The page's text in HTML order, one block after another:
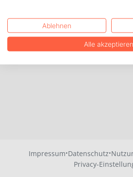
Impressum·Datenschutz·
Privacy-
Ablehnen
Alle akzeptieren